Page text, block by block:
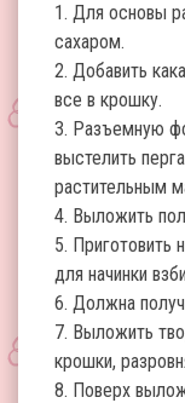
1. Для основы
сахаром.
2. Добавить
все в крошку.
3. Разъемную
выстелить
растительным
4. Выложить
5. Приготовить
для начинки
6. Должна
7. Выложить
крошки,
8. Поверх